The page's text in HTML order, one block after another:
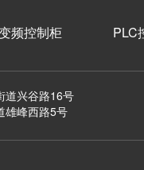
频控制柜 PLC
道兴谷路16号
雄峰西路5号